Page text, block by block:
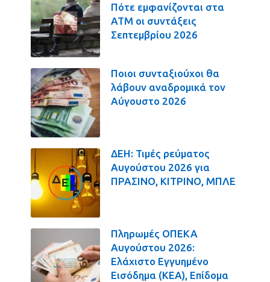
Πότε εμφανίζονται στα
ΑΤΜ οι συντάξεις
Σεπτεμβρίου 2026
Ποιοι συνταξιούχοι θα
λάβουν αναδρομικά τον
Αύγουστο 2026
ΔΕΗ: Τιμές ρεύματος
Αυγούστου 2026 για
ΠΡΑΣΙΝΟ, ΚΙΤΡΙΝΟ, ΜΠΛΕ
Πληρωμές ΟΠΕΚΑ
Αυγούστου 2026:
Ελάχιστο Εγγυημένο
Εισόδημα (ΚΕΑ), Επίδομα